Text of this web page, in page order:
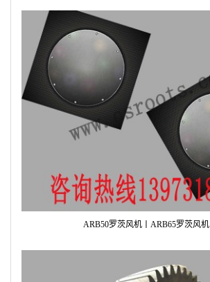
ARB50罗茨风机丨ARB65罗茨风